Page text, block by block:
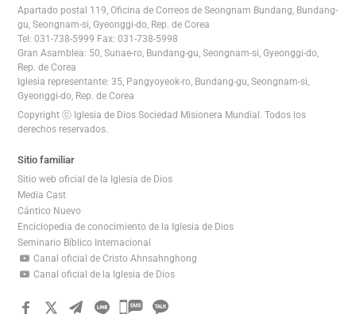
전
체
보
기
Apartado postal 119, Oficina de Correos de Seongnam Bundang, Bundang-
gu, Seongnam-si, Gyeonggi-do, Rep. de Corea
Tel: 031-738-5999 Fax: 031-738-5998
Gran Asamblea: 50, Sunae-ro, Bundang-gu, Seongnam-si, Gyeonggi-do,
Rep. de Corea
Iglesia representante: 35, Pangyoyeok-ro, Bundang-gu, Seongnam-si,
Gyeonggi-do, Rep. de Corea
Copyright ⓒ Iglesia de Dios Sociedad Misionera Mundial. Todos los
derechos reservados.
Sitio familiar
Sitio web oficial de la Iglesia de Dios
Media Cast
Cántico Nuevo
Enciclopedia de conocimiento de la Iglesia de Dios
Seminario Bíblico Internacional
Canal oficial de Cristo Ahnsahnghong
Canal oficial de la Iglesia de Dios
카